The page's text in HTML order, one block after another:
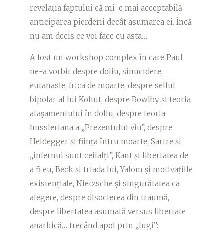
revelația faptului că mi-e mai acceptabilă
anticiparea pierderii decât asumarea ei. Încă
nu am decis ce voi face cu asta…
A fost un workshop complex în care Paul
ne-a vorbit despre doliu, sinucidere,
eutanasie, frica de moarte, despre selful
bipolar al lui Kohut, despre Bowlby și teoria
atașamentului în doliu, despre teoria
hussleriana a „Prezentului viu”, despre
Heidegger și ființa întru moarte, Sartre și
„infernul sunt ceilalți”, Kant și libertatea de
a fi eu, Beck și triada lui, Yalom și motivațiile
existențiale, Nietzsche și singurătatea ca
alegere, despre disocierea din traumă,
despre libertatea asumată versus libertate
anarhică… trecând apoi prin „fugi”: